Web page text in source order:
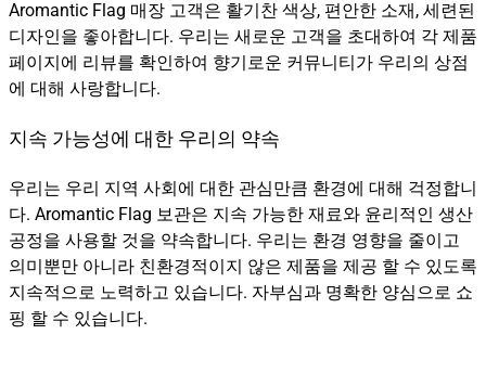
Aromantic Flag 매장 고객은 활기찬 색상, 편안한 소재, 세련된
디자인을 좋아합니다. 우리는 새로운 고객을 초대하여 각 제품
페이지에 리뷰를 확인하여 향기로운 커뮤니티가 우리의 상점
에 대해 사랑합니다.
지속 가능성에 대한 우리의 약속
우리는 우리 지역 사회에 대한 관심만큼 환경에 대해 걱정합니
다. Aromantic Flag 보관은 지속 가능한 재료와 윤리적인 생산
공정을 사용할 것을 약속합니다. 우리는 환경 영향을 줄이고
의미뿐만 아니라 친환경적이지 않은 제품을 제공 할 수 있도록
지속적으로 노력하고 있습니다. 자부심과 명확한 양심으로 쇼
핑 할 수 있습니다.